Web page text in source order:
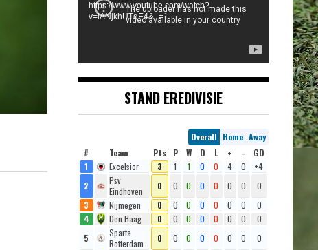
https://www.youtube.com/watch?
v=iANjkhUTqE4&_=1
STAND EREDIVISIE
Overall Home Away
#
Team Pts P W D L + -
GD
1
Excelsior 3 1 1 0 0 4 0
+4
2
Psv
Eindhoven
0 0 0 0 0 0 0
0
3
Nijmegen 0 0 0 0 0 0 0
0
4
Den Haag 0 0 0 0 0 0 0
0
5
Sparta
Rotterdam
0 0 0 0 0 0 0
0